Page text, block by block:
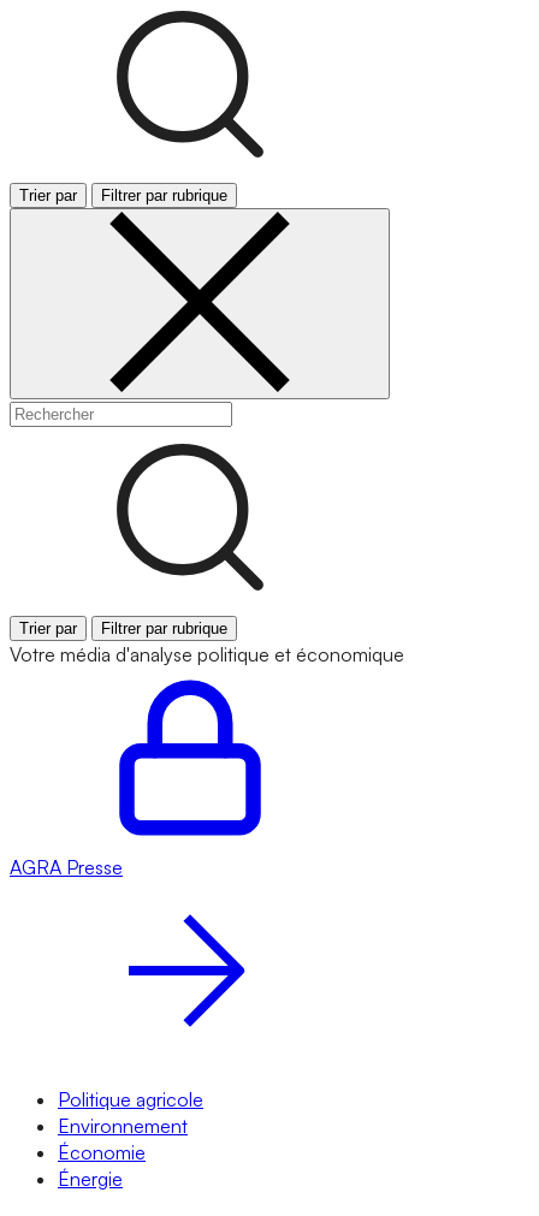
Trier par Filtrer par rubrique
Trier par Filtrer par rubrique
Votre média d'analyse politique et économique
AGRA Presse
Politique agricole
Environnement
Économie
Énergie